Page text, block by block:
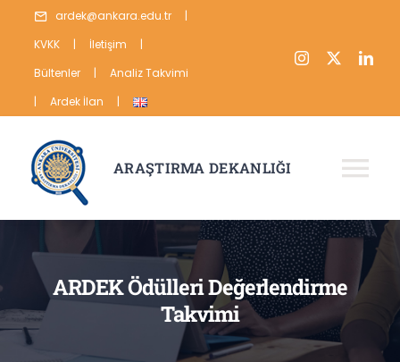
content
ardek@ankara.edu.tr
|
KVKK
| İletişim
|
Bültenler
|
Analiz Takvimi
|
Ardek İlan |
ARAŞTIRMA DEKANLIĞI
HAKKIMIZDA
ARAŞTIRMA
YAYIN
ARDEK Ödülleri Değerlendirme
Takvimi